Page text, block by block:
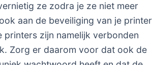
ze zodra je ze niet meer
aan de beveiliging van je printer
printers zijn namelijk verbonden
Zorg er daarom voor dat ook de